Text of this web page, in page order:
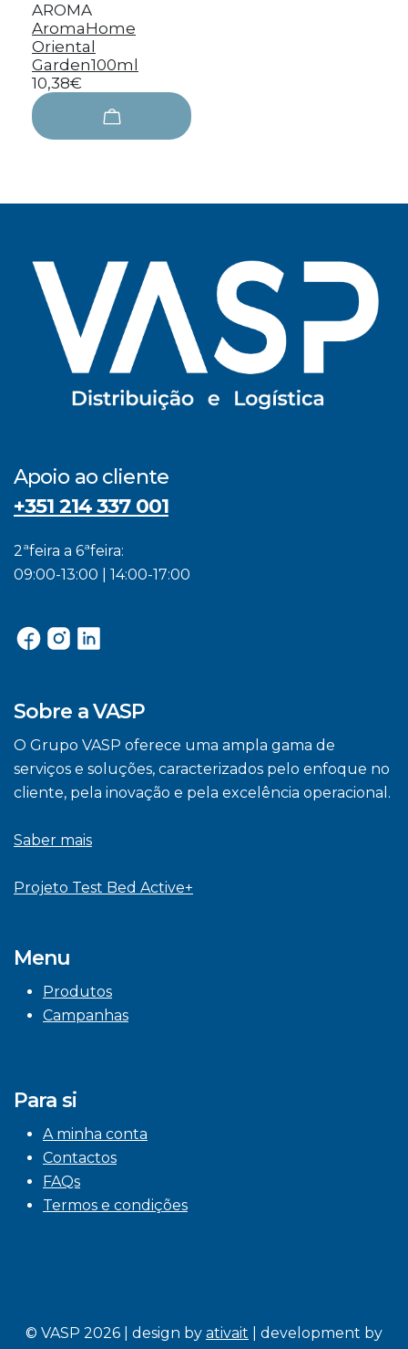
AROMA
AromaHome
Oriental
Garden100ml
10,38€
Apoio ao cliente
+351 214 337 001
2ªfeira a 6ªfeira:
09:00-13:00 | 14:00-17:00
Sobre a VASP
O Grupo VASP oferece uma ampla gama de
serviços e soluções, caracterizados pelo enfoque no
cliente, pela inovação e pela excelência operacional.
Saber mais
Projeto Test Bed Active+
Menu
Produtos
Campanhas
Para si
A minha conta
Contactos
FAQs
Termos e condições
© VASP 2026 | design by ativait | development by